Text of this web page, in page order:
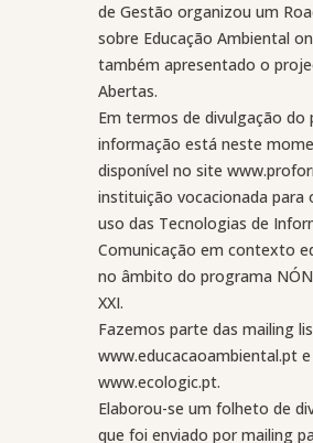
de Gestão organizou um
sobre Educação Ambiental
também apresentado o
Abertas.
Em termos de divulgação do
informação está neste
disponível no site
instituição vocacionada para
uso das Tecnologias de
Comunicação em contexto
no âmbito do programa
XXI.
Fazemos parte das mailing
www.educacaoambiental.pt e
www.ecologic.pt.
Elaborou-se um folheto de
que foi enviado por mailing